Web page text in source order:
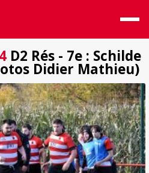
D2 Rés - 7e : Schilde
Didier Mathieu)